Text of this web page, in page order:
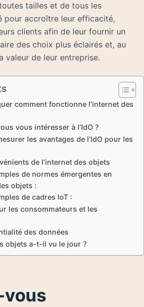
tailles et de tous les
pour accroître leur efficacité,
clients afin de leur fournir un
des choix plus éclairés et, au
valeur de leur entreprise.
comment fonctionne l’internet des
vous intéresser à l’IdO ?
les avantages de l’IdO pour les
de l’internet des objets
de normes émergentes en
objets :
de cadres IoT :
les consommateurs et les
des données
objets a-t-il vu le jour ?
vous